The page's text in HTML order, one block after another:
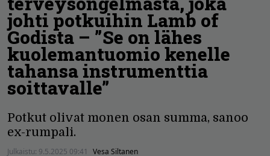
johti potkuihin Lamb of
Godista – ”Se on lähes
kuolemantuomio kenelle
tahansa instrumenttia
soittavalle”
Potkut olivat monen osan summa, sanoo
ex-rumpali.
Julkaistu: 9.5.2025 09:41 Vesa Siltanen